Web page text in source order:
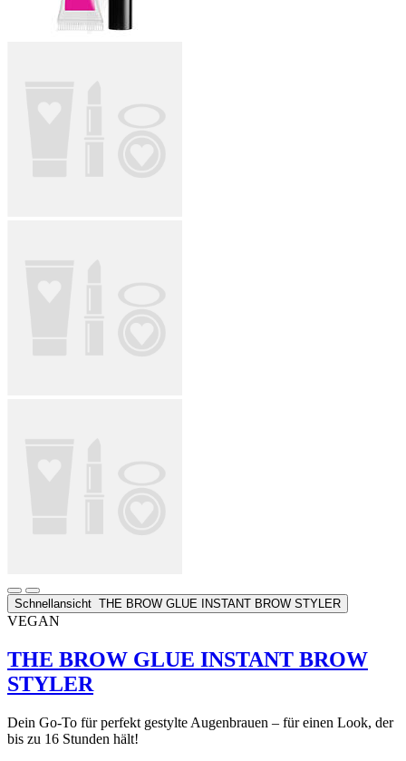
Schnellansicht THE BROW GLUE INSTANT BROW STYLER
VEGAN
THE BROW GLUE INSTANT BROW
STYLER
Dein Go-To für perfekt gestylte Augenbrauen – für einen Look, der
bis zu 16 Stunden hält!